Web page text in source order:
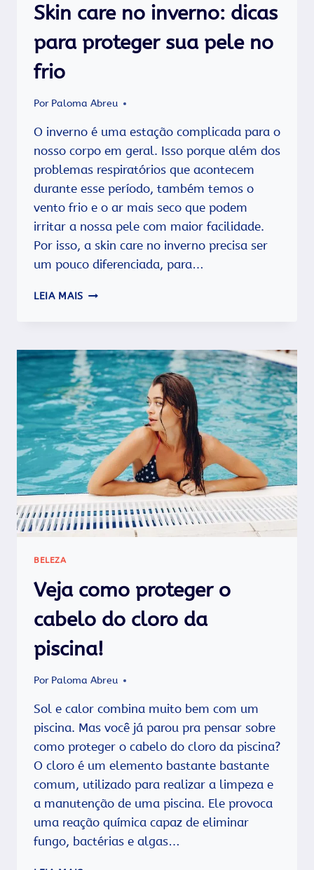
Skin care no inverno: dicas
para proteger sua pele no
frio
Por Paloma Abreu
O inverno é uma estação complicada para o
nosso corpo em geral. Isso porque além dos
problemas respiratórios que acontecem
durante esse período, também temos o
vento frio e o ar mais seco que podem
irritar a nossa pele com maior facilidade.
Por isso, a skin care no inverno precisa ser
um pouco diferenciada, para…
LEIA MAIS SKIN
DICAS
PARA
PROTEGER
SUA
PELE
NO
FRIO
BELEZA
Veja como proteger o
cabelo do cloro da
piscina!
Por Paloma Abreu
Sol e calor combina muito bem com um
piscina. Mas você já parou pra pensar sobre
como proteger o cabelo do cloro da piscina?
O cloro é um elemento bastante bastante
comum, utilizado para realizar a limpeza e
a manutenção de uma piscina. Ele provoca
uma reação química capaz de eliminar
fungo, bactérias e algas…